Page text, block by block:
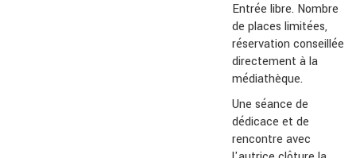
Entrée libre. Nombre
de places limitées,
réservation conseillée
directement à la
médiathèque.
Une séance de
dédicace et de
rencontre avec